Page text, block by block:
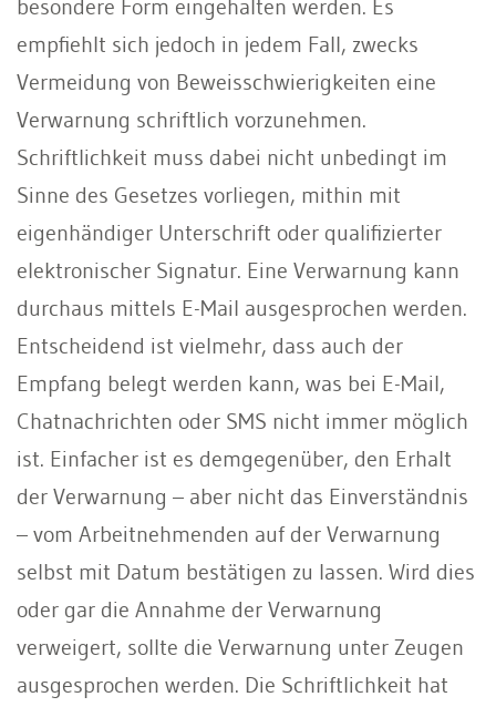
besondere Form eingehalten werden. Es
empﬁehlt sich jedoch in jedem Fall, zwecks
Vermeidung von Beweisschwierigkeiten eine
Verwarnung schriftlich vorzunehmen.
Schriftlichkeit muss dabei nicht unbedingt im
Sinne des Gesetzes vorliegen, mithin mit
eigenhändiger Unterschrift oder qualiﬁzierter
elektronischer Signatur. Eine Verwarnung kann
durchaus mittels E-Mail ausgesprochen werden.
Entscheidend ist vielmehr, dass auch der
Empfang belegt werden kann, was bei E-Mail,
Chatnachrichten oder SMS nicht immer möglich
ist. Einfacher ist es demgegenüber, den Erhalt
der Verwarnung – aber nicht das Einverständnis
– vom Arbeitnehmenden auf der Verwarnung
selbst mit Datum bestätigen zu lassen. Wird dies
oder gar die Annahme der Verwarnung
verweigert, sollte die Verwarnung unter Zeugen
ausgesprochen werden. Die Schriftlichkeit hat